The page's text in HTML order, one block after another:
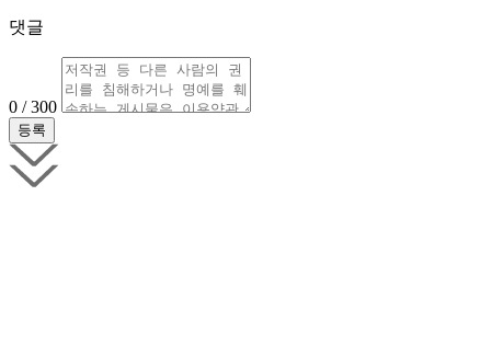
댓글
0 / 300